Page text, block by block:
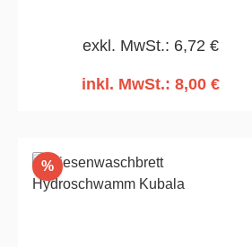
während der
380mm
exkl. MwSt.: 6,72 €
inkl. MwSt.: 8,00 €
%Rabatt